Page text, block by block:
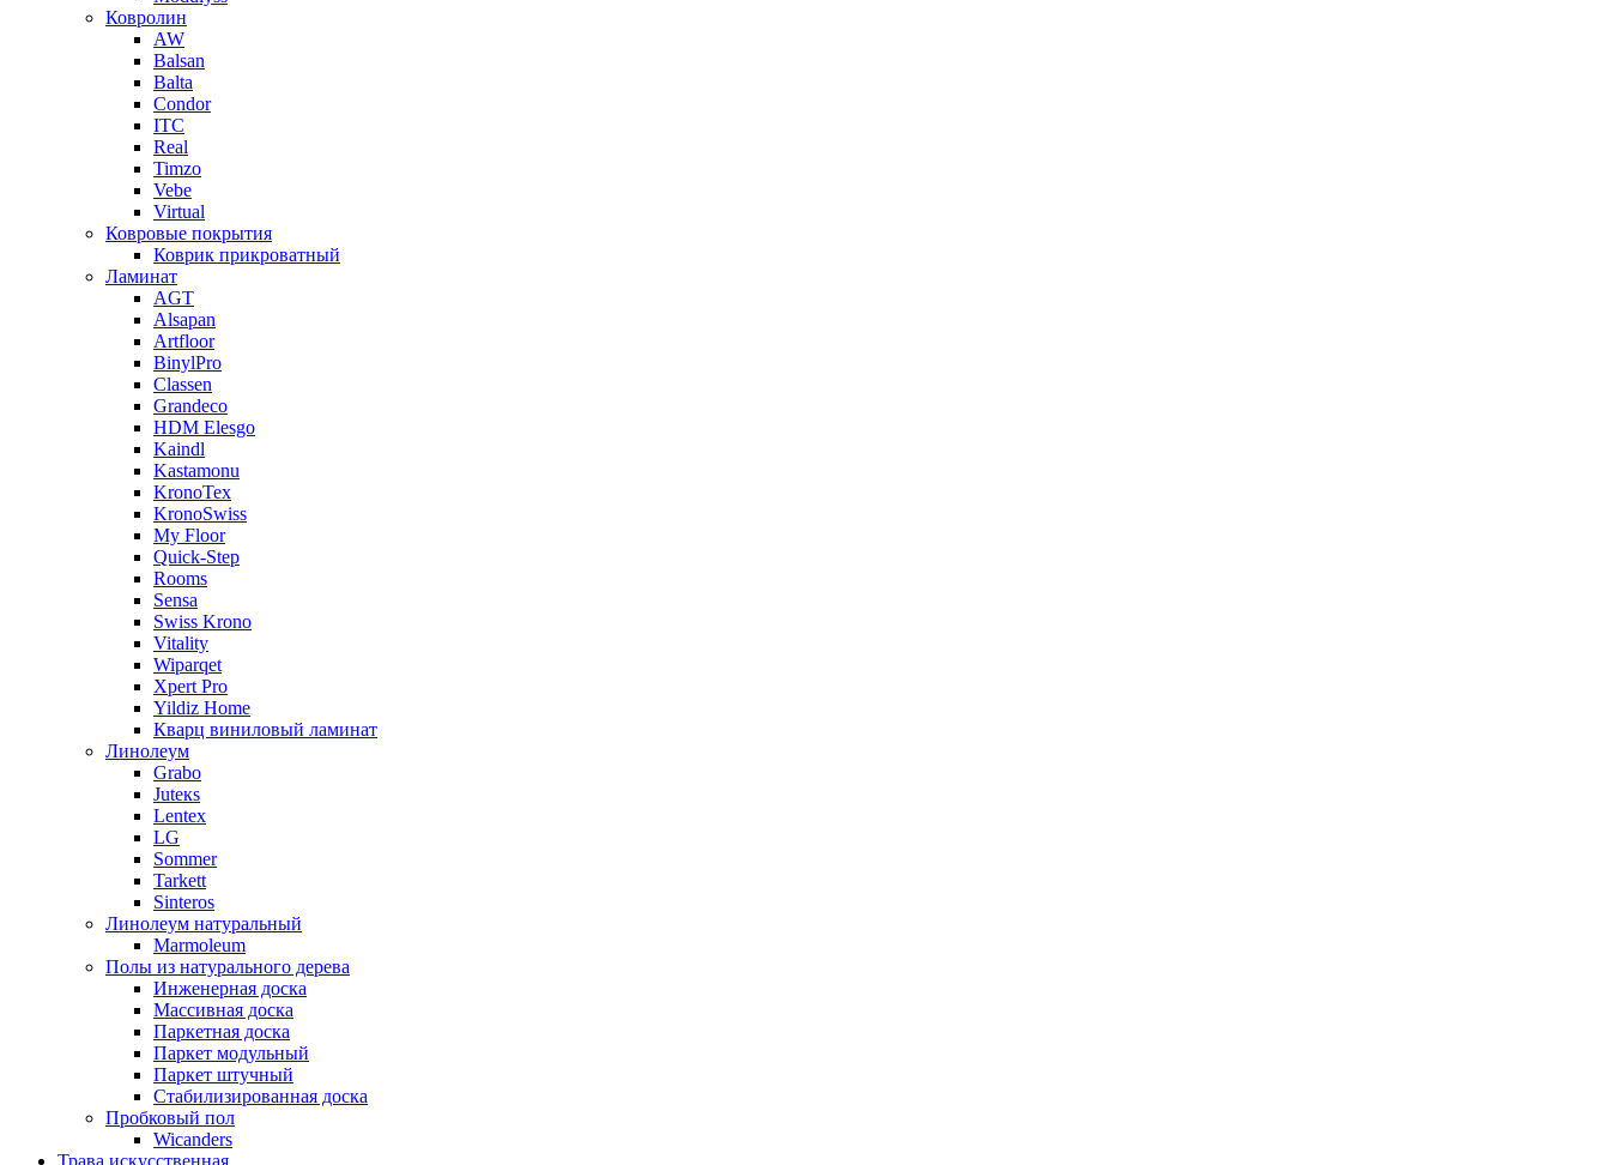
Ковролин
AW
Balsan
Balta
Condor
ITC
Real
Timzo
Vebe
Virtual
Ковровые покрытия
Коврик прикроватный
Ламинат
AGT
Alsapan
Artfloor
BinylPro
Classen
Grandeco
HDM Elesgo
Kaindl
Kastamonu
KronoTex
KronoSwiss
My Floor
Quick-Step
Rooms
Sensa
Swiss Krono
Vitality
Wiparqet
Xpert Pro
Yildiz Home
Кварц виниловый ламинат
Линолеум
Grabo
Juteкs
Lentex
LG
Sommer
Tarkett
Sinteros
Линолеум натуральный
Marmoleum
Полы из натурального дерева
Инженерная доска
Массивная доска
Паркетная доска
Паркет модульный
Паркет штучный
Стабилизированная доска
Пробковый пол
Wicanders
Трава искусственная